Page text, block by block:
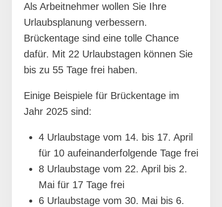
Als Arbeitnehmer wollen Sie Ihre
Urlaubsplanung verbessern.
Brückentage sind eine tolle Chance
dafür. Mit 22 Urlaubstagen können Sie
bis zu 55 Tage frei haben.
Einige Beispiele für Brückentage im
Jahr 2025 sind:
4 Urlaubstage vom 14. bis 17. April
für 10 aufeinanderfolgende Tage frei
8 Urlaubstage vom 22. April bis 2.
Mai für 17 Tage frei
6 Urlaubstage vom 30. Mai bis 6.